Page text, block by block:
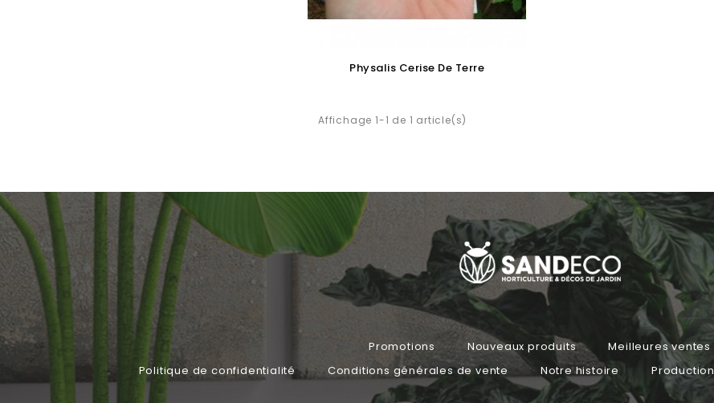
Physalis Cerise De Terre
Affichage 1-1 de 1 article(s)
Promotions Nouveaux produits
Meilleures ventes
Politique de confidentialité
Conditions générales de vente Notre histoire Production